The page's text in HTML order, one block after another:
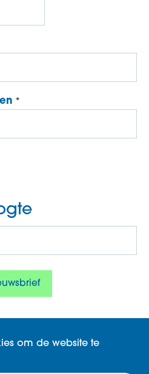
om de website te